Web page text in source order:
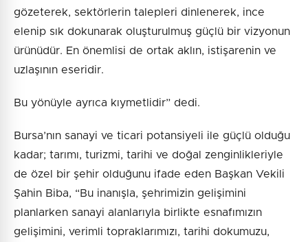
gözeterek, sektörlerin talepleri dinlenerek, ince
elenip sık dokunarak oluşturulmuş güçlü bir vizyonun
ürünüdür. En önemlisi de ortak aklın, istişarenin ve
uzlaşının eseridir.
Bu yönüyle ayrıca kıymetlidir” dedi.
Bursa’nın sanayi ve ticari potansiyeli ile güçlü olduğu
kadar; tarımı, turizmi, tarihi ve doğal zenginlikleriyle
de özel bir şehir olduğunu ifade eden Başkan Vekili
Şahin Biba, “Bu inanışla, şehrimizin gelişimini
planlarken sanayi alanlarıyla birlikte esnafımızın
gelişimini, verimli topraklarımızı, tarihi dokumuzu,